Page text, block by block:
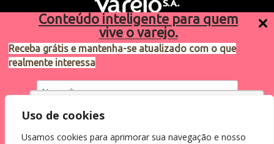
Conteúdo inteligente para quem
vive o varejo.
Receba grátis e mantenha-se atualizado com o que
realmente interessa
Eu concordo em receber comunicações.
Utilizamos cookies para oferecer melhor
como você interage em nosso site e
Uso de cookies
Usamos cookies para aprimorar sua navegação e nosso
Sugestões de pauta
varejosa@cndl.org.br